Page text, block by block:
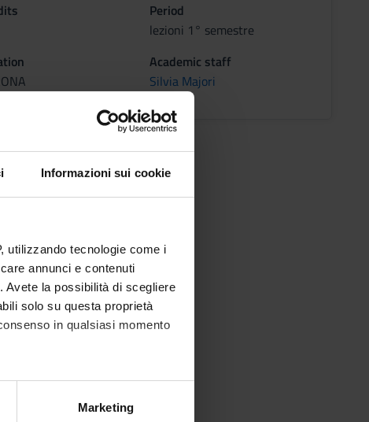
Informazioni sui cookie
utilizzando tecnologie come i
annunci e contenuti
Avete la possibilità di scegliere
solo su questa proprietà
in qualsiasi momento
metro,Marketing
Period
lezioni 1° semestre
Academic staff
Silvia Majori